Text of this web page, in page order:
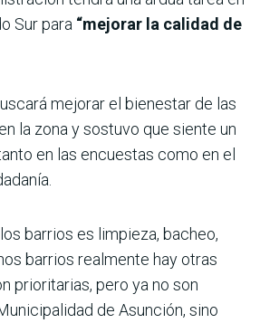
Sur para “mejorar la calidad de
mejorar el bienestar de las
la zona y sostuvo que siente un
en las encuestas como en el
barrios es limpieza, bacheo,
barrios realmente hay otras
prioritarias, pero ya no son
de Asunción, sino